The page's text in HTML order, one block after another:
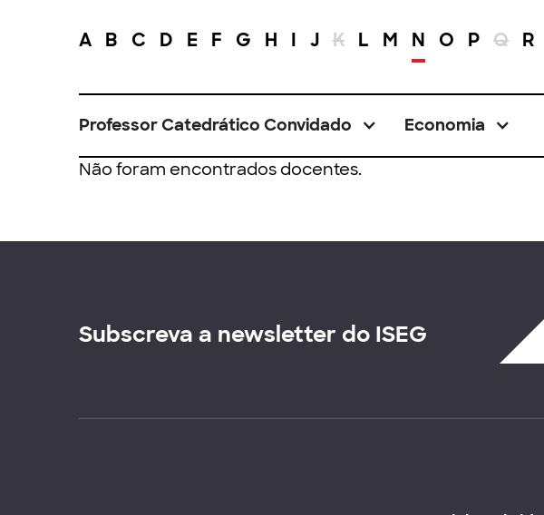
A B C D E F G H I J K L M N O P Q R
Professor Catedrático Convidado Economia
Não foram encontrados docentes.
Subscreva a newsletter do ISEG